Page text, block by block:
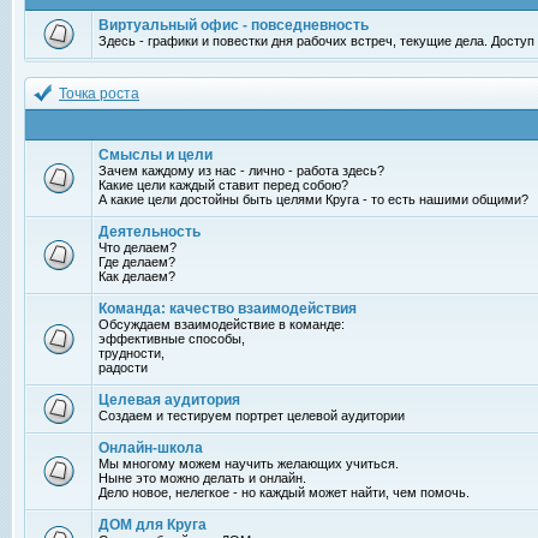
Виртуальный офис - повседневность
Здесь - графики и повестки дня рабочих встреч, текущие дела.
Точка роста
Смыслы и цели
Зачем каждому из нас - лично - работа здесь?
Какие цели каждый ставит перед собою?
А какие цели достойны быть целями Круга - то есть нашими общими?
Деятельность
Что делаем?
Где делаем?
Как делаем?
Команда: качество взаимодействия
Обсуждаем взаимодействие в команде:
эффективные способы,
трудности,
радости
Целевая аудитория
Создаем и тестируем портрет целевой аудитории
Онлайн-школа
Мы многому можем научить желающих учиться.
Ныне это можно делать и онлайн.
Дело новое, нелегкое - но каждый может найти, чем помочь.
ДОМ для Круга